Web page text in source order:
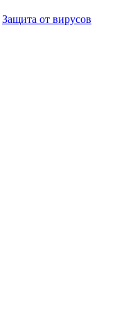
Защита от вирусов